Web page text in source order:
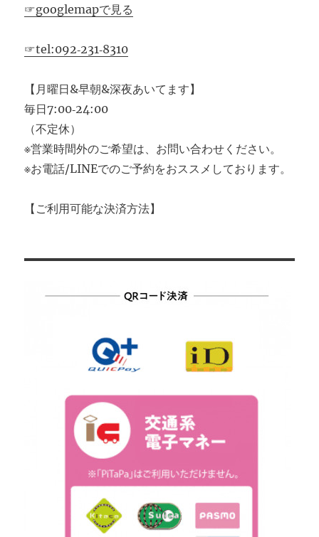
☞googlemapで見る
☞tel:092‐231‐8310
【月曜日&早朝&深夜あいてます】
毎日7:00‐24:00
（不定休）
※営業時間外のご希望は、お問い合わせください。
※お電話/LINEでのご予約をおススメしております。
【ご利用可能な決済方法】